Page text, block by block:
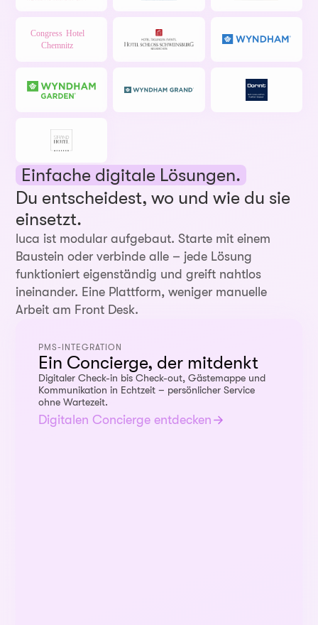
Einfache digitale Lösungen.
Du entscheidest, wo und wie du sie
einsetzt.
luca ist modular aufgebaut. Starte mit einem
Baustein oder verbinde alle – jede Lösung
funktioniert eigenständig und greift nahtlos
ineinander. Eine Plattform, weniger manuelle
Arbeit am Front Desk.
PMS-INTEGRATION
Ein Concierge, der mitdenkt
Digitaler Check-in bis Check-out, Gästemappe und
Kommunikation in Echtzeit – persönlicher Service
ohne Wartezeit.
Digitalen Concierge entdecken